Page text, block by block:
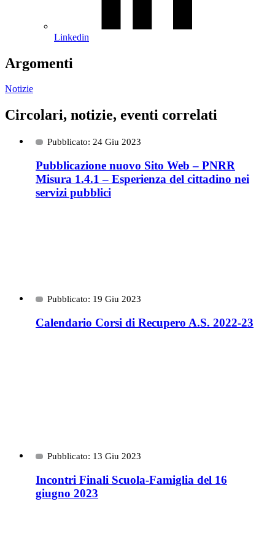
Linkedin
Argomenti
Notizie
Circolari, notizie, eventi correlati
Pubblicato: 24 Giu 2023
Pubblicazione nuovo Sito Web – PNRR
Misura 1.4.1 – Esperienza del cittadino nei
servizi pubblici
Pubblicato: 19 Giu 2023
Calendario Corsi di Recupero A.S. 2022-23
Pubblicato: 13 Giu 2023
Incontri Finali Scuola-Famiglia del 16
giugno 2023